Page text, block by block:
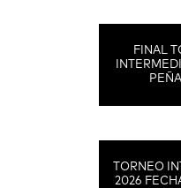
FINAL
TORNEO
2026